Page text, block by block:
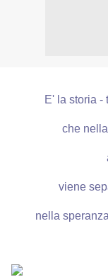
E' la storia -
che
viene
nella